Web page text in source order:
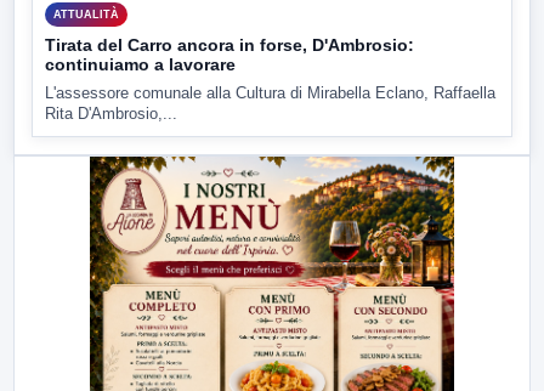
ATTUALITÀ
Tirata del Carro ancora in forse, D'Ambrosio:
continuiamo a lavorare
L'assessore comunale alla Cultura di Mirabella Eclano, Raffaella
Rita D'Ambrosio,...